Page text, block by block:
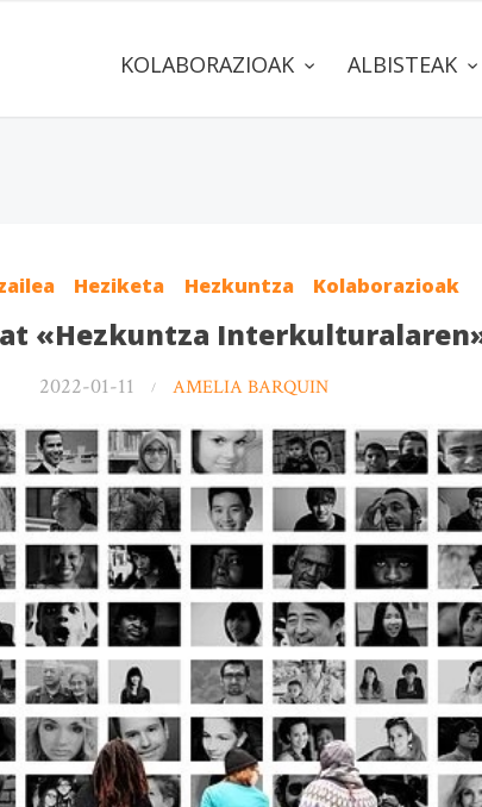
KOLABORAZIOAK ALBISTEAK
Heziketa Hezkuntza Kolaborazioak
«Hezkuntza
2022-01-11 AMELIA BARQUIN